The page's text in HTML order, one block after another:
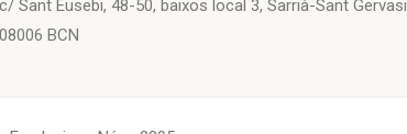
c/ Sant Eusebi, 48-50, baixos local 3, Sarrià-Sant Gervasi
08006 BCN